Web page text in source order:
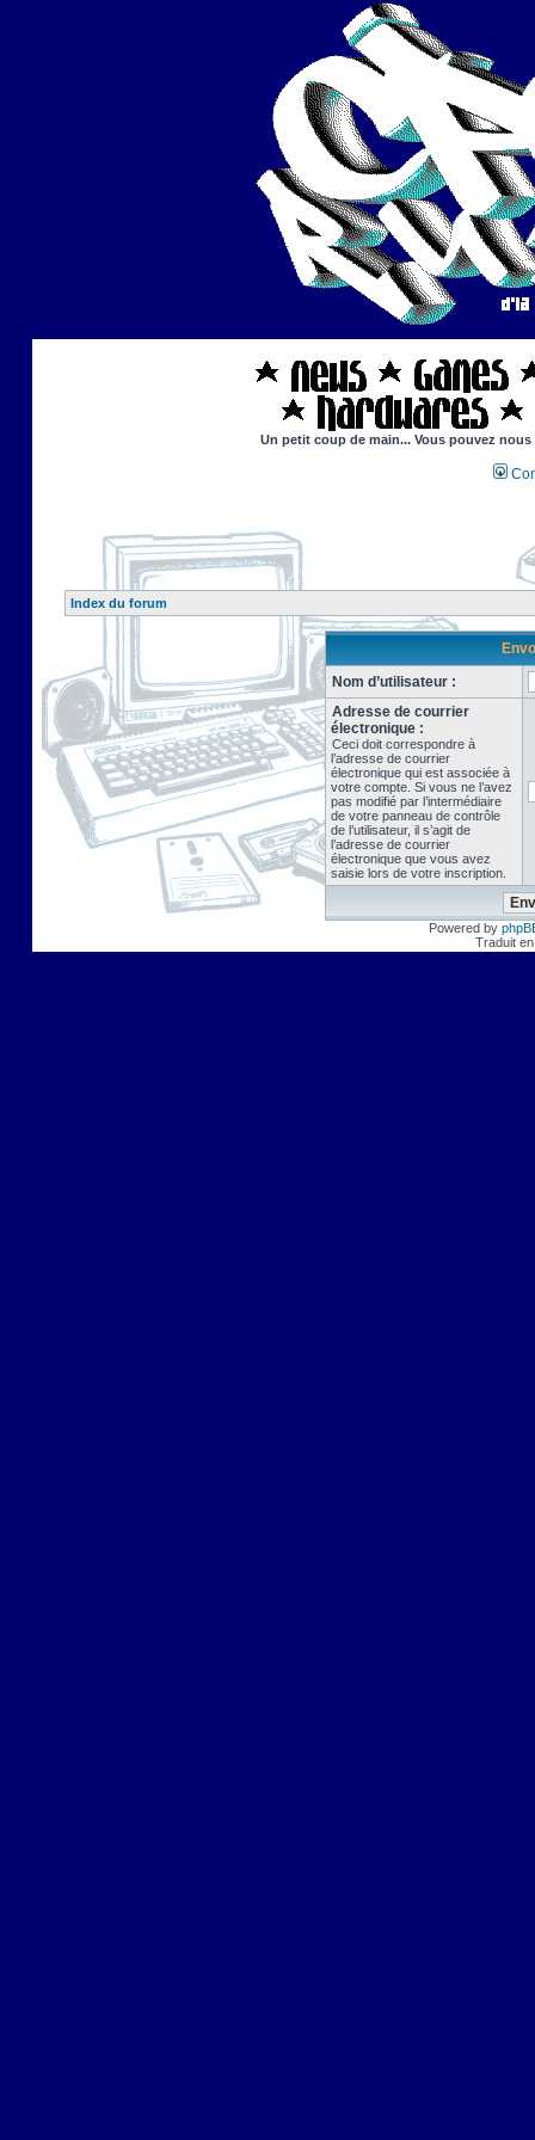
Un petit coup de main... Vous pouvez
Index du forum
Nom d’utilisateur :
Adresse de courrier
électronique :
Ceci doit correspondre à
l’adresse de courrier
électronique qui est associée à
votre compte. Si vous ne l’avez
pas modifié par l’intermédiaire
de votre panneau de contrôle
de l’utilisateur, il s’agit de
l’adresse de courrier
électronique que vous avez
saisie lors de votre inscription.
Powered by
Traduit